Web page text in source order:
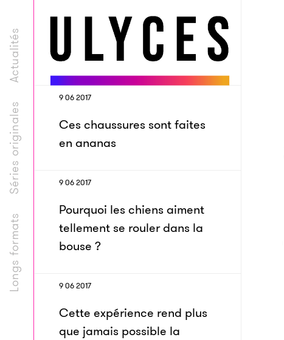
Longs formats
Séries originales
Actualités
9 06 2017
Ces chaussures sont faites
en ananas
9 06 2017
Pourquoi les chiens aiment
tellement se rouler dans la
bouse ?
9 06 2017
Cette expérience rend plus
que jamais possible la